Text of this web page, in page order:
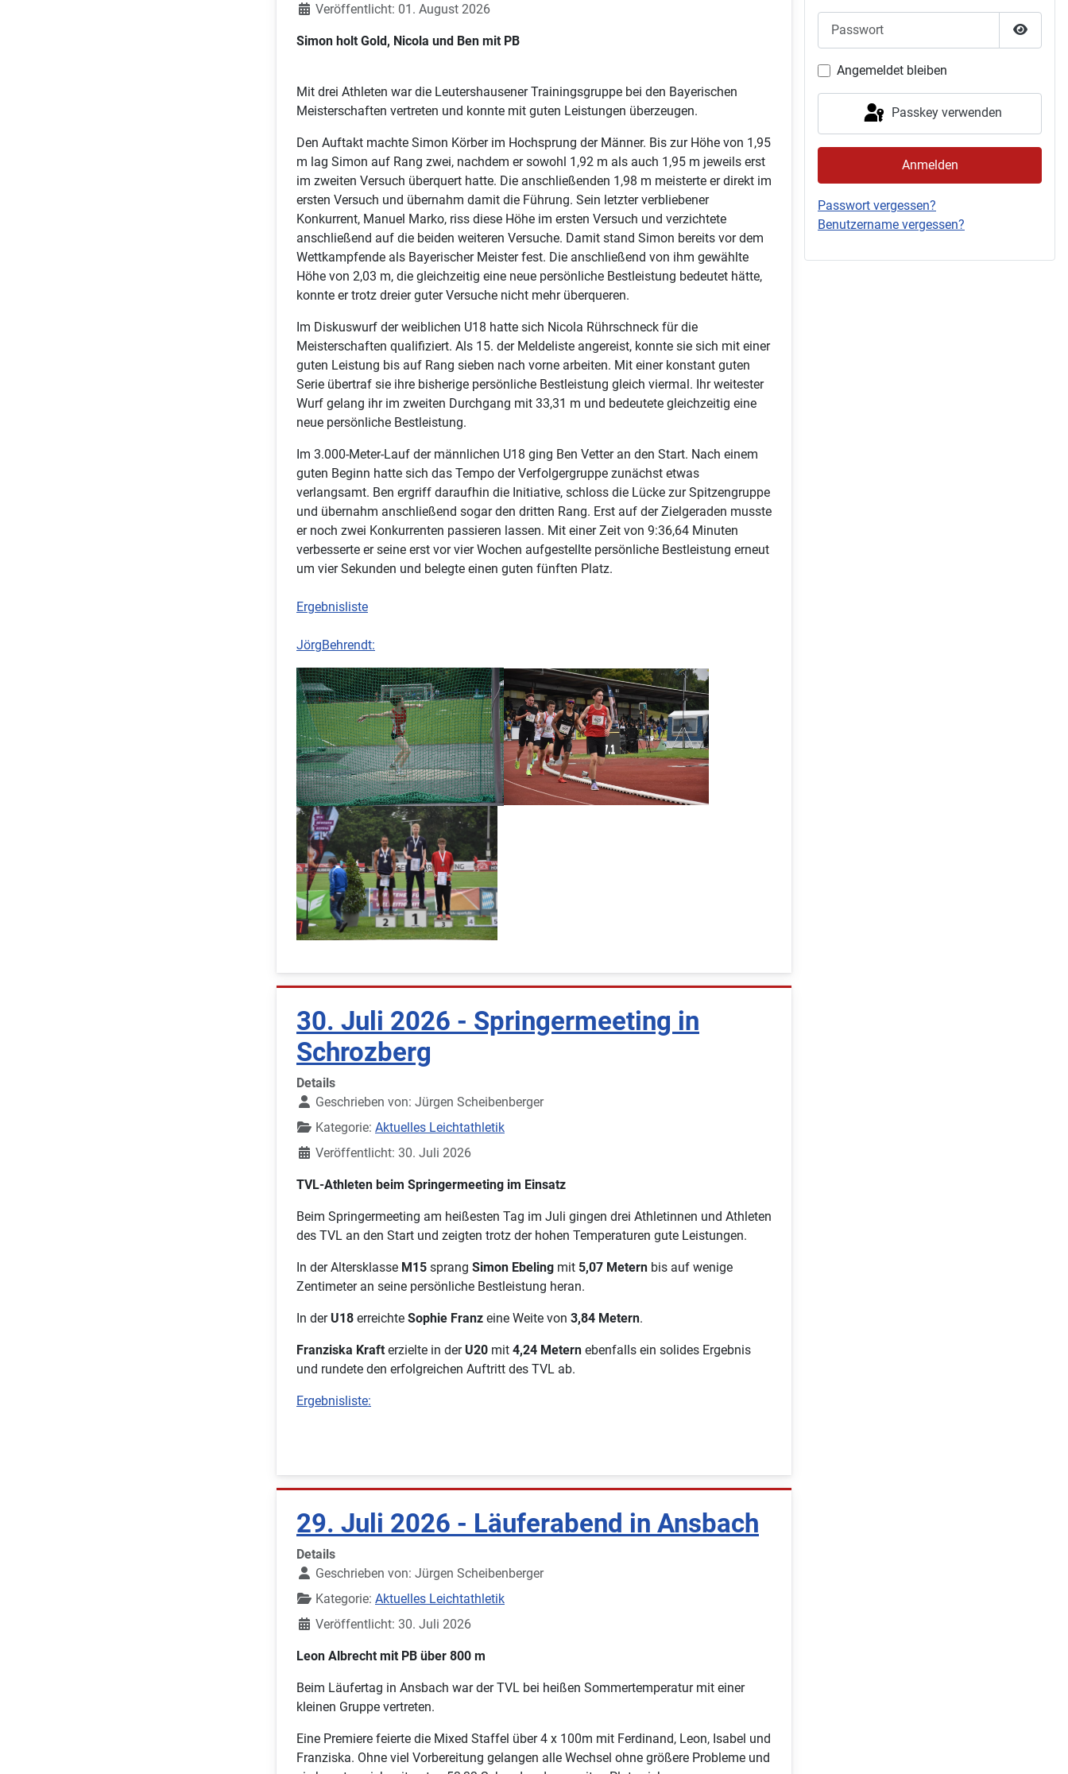
Veröffentlicht: 01. August 2026
Simon holt Gold, Nicola und Ben mit PB
Mit drei Athleten war die Leutershausener Trainingsgruppe bei den Bayerischen
Meisterschaften vertreten und konnte mit guten Leistungen überzeugen.
Den Auftakt machte Simon Körber im Hochsprung der Männer. Bis zur Höhe von 1,95
m lag Simon auf Rang zwei, nachdem er sowohl 1,92 m als auch 1,95 m jeweils erst
im zweiten Versuch überquert hatte. Die anschließenden 1,98 m meisterte er direkt im
ersten Versuch und übernahm damit die Führung. Sein letzter verbliebener
Konkurrent, Manuel Marko, riss diese Höhe im ersten Versuch und verzichtete
anschließend auf die beiden weiteren Versuche. Damit stand Simon bereits vor dem
Wettkampfende als Bayerischer Meister fest. Die anschließend von ihm gewählte
Höhe von 2,03 m, die gleichzeitig eine neue persönliche Bestleistung bedeutet hätte,
konnte er trotz dreier guter Versuche nicht mehr überqueren.
Im Diskuswurf der weiblichen U18 hatte sich Nicola Rührschneck für die
Meisterschaften qualifiziert. Als 15. der Meldeliste angereist, konnte sie sich mit einer
guten Leistung bis auf Rang sieben nach vorne arbeiten. Mit einer konstant guten
Serie übertraf sie ihre bisherige persönliche Bestleistung gleich viermal. Ihr weitester
Wurf gelang ihr im zweiten Durchgang mit 33,31 m und bedeutete gleichzeitig eine
neue persönliche Bestleistung.
Im 3.000-Meter-Lauf der männlichen U18 ging Ben Vetter an den Start. Nach einem
guten Beginn hatte sich das Tempo der Verfolgergruppe zunächst etwas
verlangsamt. Ben ergriff daraufhin die Initiative, schloss die Lücke zur Spitzengruppe
und übernahm anschließend sogar den dritten Rang. Erst auf der Zielgeraden musste
er noch zwei Konkurrenten passieren lassen. Mit einer Zeit von 9:36,64 Minuten
verbesserte er seine erst vor vier Wochen aufgestellte persönliche Bestleistung erneut
um vier Sekunden und belegte einen guten fünften Platz.
Ergebnisliste
JörgBehrendt:
30. Juli 2026 - Springermeeting in
Schrozberg
Details
Geschrieben von: Jürgen Scheibenberger
Kategorie: Aktuelles Leichtathletik
Veröffentlicht: 30. Juli 2026
TVL-Athleten beim Springermeeting im Einsatz
Beim Springermeeting am heißesten Tag im Juli gingen drei Athletinnen und Athleten
des TVL an den Start und zeigten trotz der hohen Temperaturen gute Leistungen.
In der Altersklasse M15 sprang Simon Ebeling mit 5,07 Metern bis auf wenige
Zentimeter an seine persönliche Bestleistung heran.
In der U18 erreichte Sophie Franz eine Weite von 3,84 Metern.
Franziska Kraft erzielte in der U20 mit 4,24 Metern ebenfalls ein solides Ergebnis
und rundete den erfolgreichen Auftritt des TVL ab.
Ergebnisliste:
29. Juli 2026 - Läuferabend in Ansbach
Details
Geschrieben von: Jürgen Scheibenberger
Kategorie: Aktuelles Leichtathletik
Veröffentlicht: 30. Juli 2026
Leon Albrecht mit PB über 800 m
Beim Läufertag in Ansbach war der TVL bei heißen Sommertemperatur mit einer
kleinen Gruppe vertreten.
Eine Premiere feierte die Mixed Staffel über 4 x 100m mit Ferdinand, Leon, Isabel und
Franziska. Ohne viel Vorbereitung gelangen alle Wechsel ohne größere Probleme und
Angemeldet bleiben
Passkey verwenden
Anmelden
Passwort vergessen?
Benutzername vergessen?